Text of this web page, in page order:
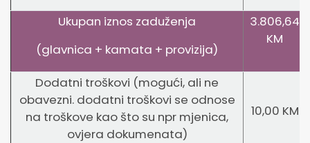
Ukupan iznos zaduženja
(glavnica + kamata + provizija)
3.806,64
KM
Dodatni troškovi (mogući, ali ne
obavezni. dodatni troškovi se odnose
na troškove kao što su npr mjenica,
ovjera dokumenata)
10,00 KM